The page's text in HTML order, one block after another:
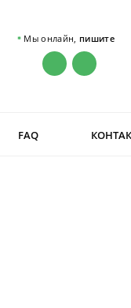
Мы онлайн,пишите
FAQ